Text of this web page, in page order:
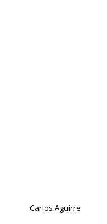
Carlos Aguirre